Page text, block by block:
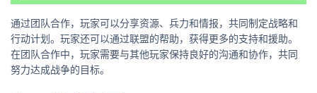
通过团队合作，玩家可以分享资源、兵力和情报，共同制定战略和
行动计划。玩家还可以通过联盟的帮助，获得更多的支持和援助。
在团队合作中，玩家需要与其他玩家保持良好的沟通和协作，共同
努力达成战争的目标。